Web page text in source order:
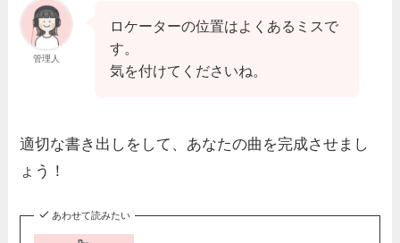
管理人
ロケーターの位置はよくあるミスで
す。
気を付けてくださいね。
適切な書き出しをして、あなたの曲を完成させまし
ょう！
あわせて読みたい